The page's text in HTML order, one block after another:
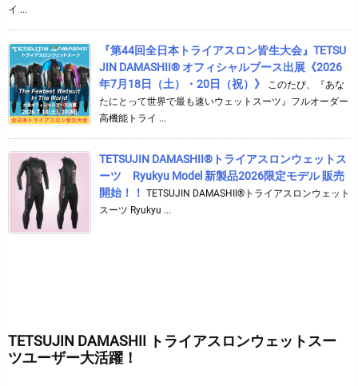
イ ...
『第44回全日本トライアスロン皆生大会』TETSU
JIN DAMASHII® オフィシャルブース出展《2026
年7月18日（土）・20日（祝）》
このたび、『あな
たにとって世界で最も速いウェットスーツ』フルオーダー
高機能トライ ...
TETSUJIN DAMASHII®︎トライアスロンウェットス
ーツ Ryukyu Model 新製品2026限定モデル 販売
開始！！ TETSUJIN DAMASHII®︎トライアスロンウェット
スーツ Ryukyu ...
TETSUJIN DAMASHII トライアスロンウェットスー
ツユーザー大活躍！